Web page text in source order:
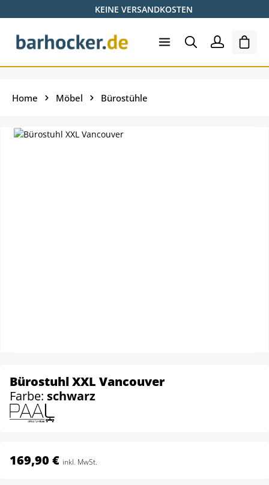
Zum Hauptinhalt springenKEINE VERSANDKOSTEN
Home Möbel Bürostühle
Bürostuhl XXL Vancouver
Farbe: schwarz
169,90 € inkl. MwSt.